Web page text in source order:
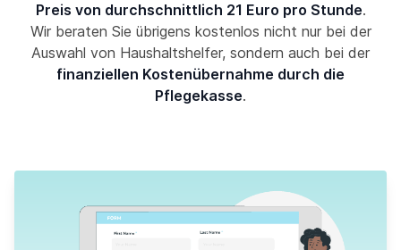
Preis von durchschnittlich 21 Euro pro Stunde.
Wir beraten Sie übrigens kostenlos nicht nur bei der
Auswahl von Haushaltshelfer, sondern auch bei der
finanziellen Kostenübernahme durch die
Pflegekasse.